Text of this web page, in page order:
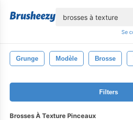
Se
Grunge Modèle Brosse
Filters
Brosses À Texture Pinceaux